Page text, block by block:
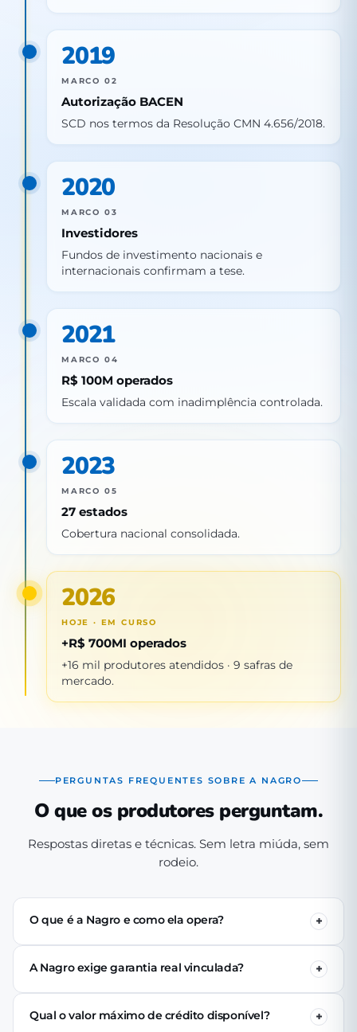
2019
MARCO 02
Autorização BACEN
SCD nos termos da Resolução CMN 4.656/2018.
2020
MARCO 03
Investidores
Fundos de investimento nacionais e
internacionais confirmam a tese.
2021
MARCO 04
R$ 100M operados
Escala validada com inadimplência controlada.
2023
MARCO 05
27 estados
Cobertura nacional consolidada.
2026
HOJE · EM CURSO
+R$ 700MI operados
+16 mil produtores atendidos · 9 safras de
mercado.
PERGUNTAS FREQUENTES SOBRE A NAGRO
O que os produtores perguntam.
Respostas diretas e técnicas. Sem letra miúda, sem
rodeio.
O que é a Nagro e como ela opera?
A Nagro é uma Sociedade de Crédito Direto (SCD)
autorizada pelo Banco Central, especializada em crédito
se cadastra pelo app, passa pela análise técnica de perfil
produtivo e (se aprovado) recebe o crédito via PIX em até
A Nagro exige garantia real vinculada?
Não. Nenhuma linha de crédito da Nagro exige penhor
de terra, rebanho ou maquinário. A análise é baseada no
perfil produtivo do tomador — histórico, capacidade de
Qual o valor máximo de crédito disponível?